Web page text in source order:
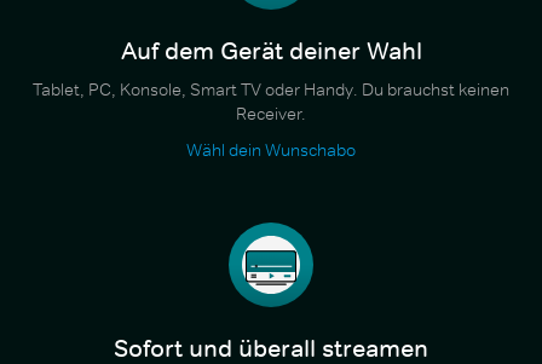
Auf dem Gerät deiner Wahl
Tablet, PC, Konsole, Smart TV oder Handy. Du brauchst keinen
Receiver.
Wähl dein Wunschabo
Sofort und überall streamen